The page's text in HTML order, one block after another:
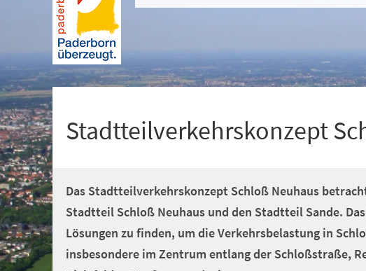
+
Stadtteilverkehrskonzept
Das Stadtteilverkehrskonzept Schloß Neuhaus
Stadtteil Schloß Neuhaus und den Stadtteil Sande.
Lösungen zu finden, um die Verkehrsbelastung in
insbesondere im Zentrum entlang der Schloßstraße,